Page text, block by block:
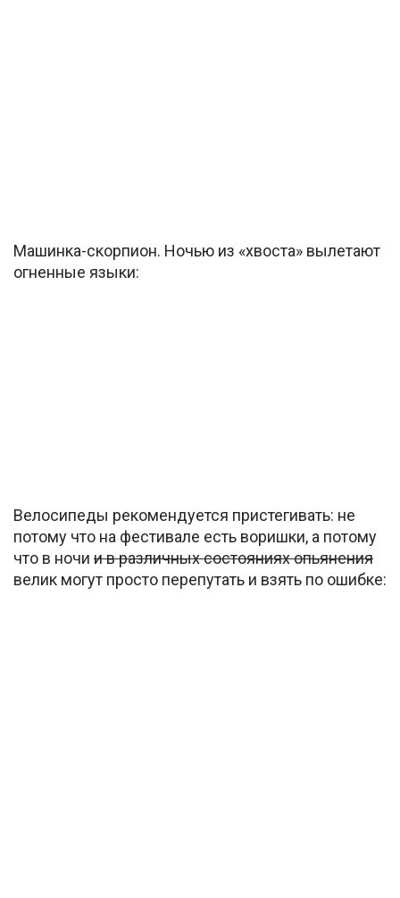
Машинка-скорпион. Ночью из «хвоста» вылетают
огненные языки:
Велосипеды рекомендуется пристегивать: не
потому что на фестивале есть воришки, а потому
что в ночи и в различных состояниях опьянения
велик могут просто перепутать и взять по ошибке: